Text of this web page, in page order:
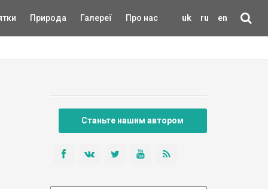
uk ru en
Природа Галереї Про нас
Станьте нашим автором